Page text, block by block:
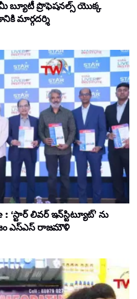
ప్రొఫెషనల్స్ యొక్క
మార్గదర్శి
లివర్ ఇన్‌స్టిట్యూట్’ ను
ఎస్ఎస్ రాజ‌మౌళి